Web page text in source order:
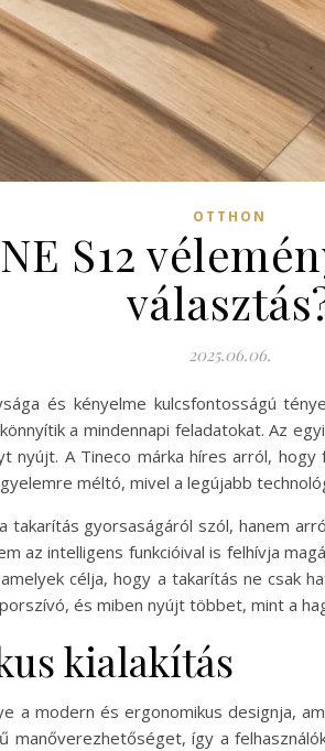
OTTHON
S12
2025.06.06.
és kényelme kulcsfontosságú
a mindennapi feladatokat. Az
nyújt. A Tineco márka híres arról,
méltó, mivel a legújabb
takarítás gyorsaságáról szól, hanem
az intelligens funkcióival is felhívja
célja, hogy a takarítás ne csak
és miben nyújt többet, mint a
kialakítás
a modern és ergonomikus designja,
így a